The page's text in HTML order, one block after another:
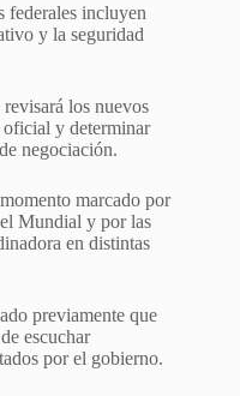
federales incluyen
y la seguridad
los nuevos
oficial y determinar
negociación.
marcado por
Mundial y por las
en distintas
previamente que
escuchar
por el gobierno.